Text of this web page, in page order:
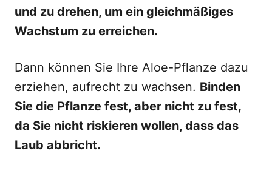
und zu drehen, um ein gleichmäßiges
Wachstum zu erreichen.
Dann können Sie Ihre Aloe-Pflanze dazu
erziehen, aufrecht zu wachsen. Binden
Sie die Pflanze fest, aber nicht zu fest,
da Sie nicht riskieren wollen, dass das
Laub abbricht.